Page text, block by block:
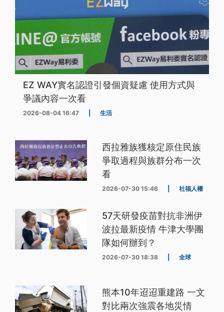
EZ WAY實名認證引發個資疑慮 使用方式與
爭議內容一次看
2026-08-04 16:47 生活
西拉雅族獲核定原住民族
爭取過程與族群分布一次
看
2026-07-30 15:46 社福人權
57天研發疫苗對抗非洲伊
波拉最新疫情 牛津大學團
隊如何辦到？
2026-07-30 18:38 全球
熊本10年迢迢重建路 一文
對比兩次強震各地災情